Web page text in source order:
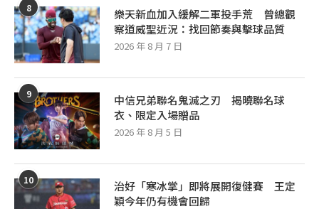
8
樂天新血加入緩解二軍投手荒 曾總觀
察道威聖近況：找回節奏與擊球品質
2026 年 8 月 7 日
9
中信兄弟聯名鬼滅之刃 揭曉聯名球
衣、限定入場贈品
2026 年 8 月 5 日
10
治好「寒冰掌」即將展開復健賽 王定
穎今年仍有機會回歸